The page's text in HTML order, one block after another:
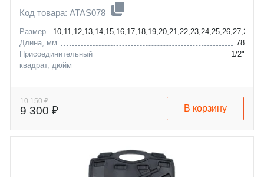
Код товара: ATAS078
Размер
Длина, мм
78
Присоединительный
квадрат, дюйм
1/2"
10 150 ₽
9 300 ₽ В корзину